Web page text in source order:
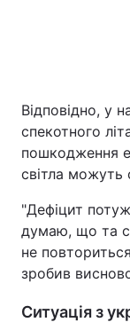
Відповідно, у
спекотного
пошкодження
світла можуть
"Дефіцит
думаю, що та
не
зробив
Ситуація з